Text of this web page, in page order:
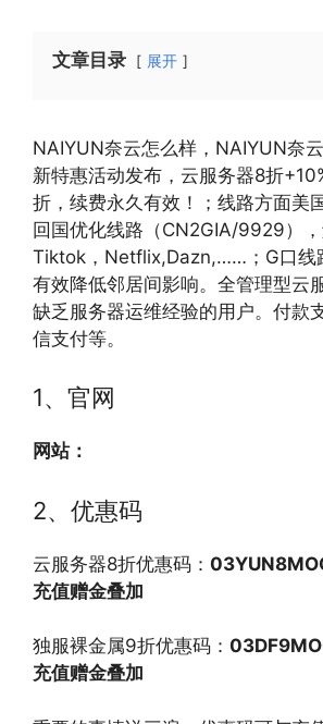
文章目录 展开
NAIYUN奈云怎么样，NAIYUN奈
新特惠活动发布，云服务器8折
折，续费永久有效！；线路方面美
回国优化线路（CN2GIA/9929），
Tiktok，Netflix,Dazn,……；G口线
有效降低邻居间影响。全管理型云
缺乏服务器运维经验的用户。付款
信支付等。
1、官网
网站：
2、优惠码
云服务器8折优惠码：
充值赠金叠加
独服裸金属9折优惠码：
充值赠金叠加